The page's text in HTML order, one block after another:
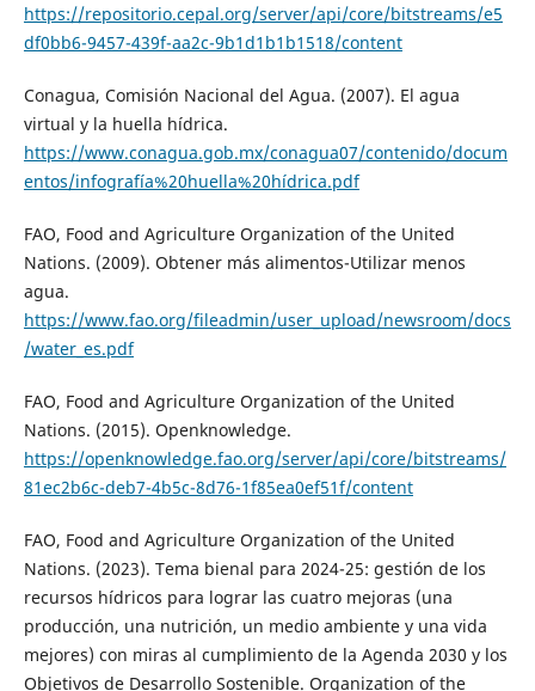
https://repositorio.cepal.org/server/api/core/bitstreams/e5
df0bb6-9457-439f-aa2c-9b1d1b1b1518/content
Conagua, Comisión Nacional del Agua. (2007). El agua
virtual y la huella hídrica.
https://www.conagua.gob.mx/conagua07/contenido/docum
entos/infografía%20huella%20hídrica.pdf
FAO, Food and Agriculture Organization of the United
Nations. (2009). Obtener más alimentos-Utilizar menos
agua.
https://www.fao.org/fileadmin/user_upload/newsroom/docs
/water_es.pdf
FAO, Food and Agriculture Organization of the United
Nations. (2015). Openknowledge.
https://openknowledge.fao.org/server/api/core/bitstreams/
81ec2b6c-deb7-4b5c-8d76-1f85ea0ef51f/content
FAO, Food and Agriculture Organization of the United
Nations. (2023). Tema bienal para 2024-25: gestión de los
recursos hídricos para lograr las cuatro mejoras (una
producción, una nutrición, un medio ambiente y una vida
mejores) con miras al cumplimiento de la Agenda 2030 y los
Objetivos de Desarrollo Sostenible. Organization of the